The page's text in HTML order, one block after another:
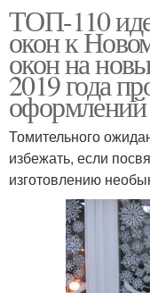
ТОП-110
окон к
окон на
2019 года
Томительного
избежать, если
изготовлению